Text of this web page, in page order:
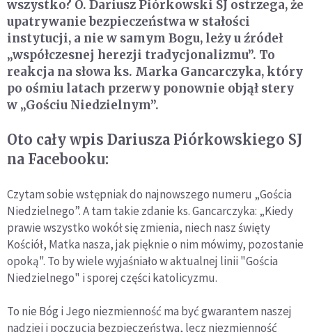
wszystko? O. Dariusz Piórkowski SJ ostrzega, że
upatrywanie bezpieczeństwa w stałości
instytucji, a nie w samym Bogu, leży u źródeł
„współczesnej herezji tradycjonalizmu”. To
reakcja na słowa ks. Marka Gancarczyka, który
po ośmiu latach przerwy ponownie objął stery
w „Gościu Niedzielnym”.
Oto cały wpis Dariusza Piórkowskiego SJ
na Facebooku:
Czytam sobie wstępniak do najnowszego numeru „Gościa
Niedzielnego”. A tam takie zdanie ks. Gancarczyka: „Kiedy
prawie wszystko wokół się zmienia, niech nasz święty
Kościół, Matka nasza, jak pięknie o nim mówimy, pozostanie
opoką". To by wiele wyjaśniało w aktualnej linii "Gościa
Niedzielnego" i sporej części katolicyzmu.
To nie Bóg i Jego niezmienność ma być gwarantem naszej
nadziei i poczucia bezpieczeństwa, lecz niezmienność